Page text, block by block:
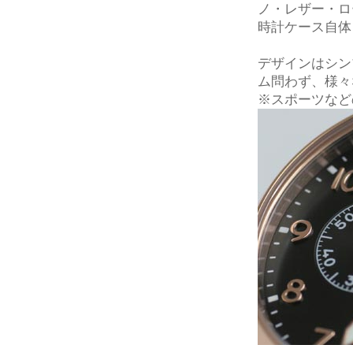
ノ・レザー・
時計ケース自
デザインはシ
ム問わず、様
※スポーツなど